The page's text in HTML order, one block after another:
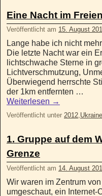
Eine Nacht im Freien
Veröffentlicht am 15. August
Lange habe ich nicht
Die letzte Nacht war ein
lichtschwache Sterne in
Lichtverschmutzung,
Überwiegend herrschte
der 1km entfernten …
Weiterlesen →
Veröffentlicht unter 2012,Ukraine
1. Gruppe auf dem
Grenze
Veröffentlicht am 14. August
Wir waren im Zentrum
umgeschaut, ein Internet-